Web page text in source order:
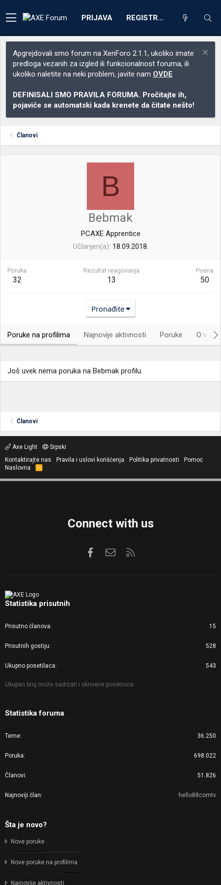
PRIJAVA REGISTRACIJA
Apgrejdovali smo forum na XenForo 2.1.1, ukoliko imate
predloga vezanih za izgled ili funkcionalnost foruma, ili
ukoliko naletite na neki problem, javite nam OVDE
DEFINISALI SMO PRAVILA FORUMA. Pročitajte ih,
pojaviće se automatski kada krenete da čitate nešto!
Članovi
B
Bebmak
PCAXE Apprentice
Učlanjen(a) 18.09.2018.
Poruka
32
Rezultat reagovanja
13
Poena
50
Pronađite
Poruke na profilima Najnovije aktivnosti Poruke O
Još uvek nema poruka na Bebmak profilu.
Članovi
Axe Light
Srpski
Kontaktirajte nas
Pravila i uslovi korišćenja Politika privatnosti
Pomoć
Naslovna
R
S
Connect with us
FacebookKontaktirajte nas
Statistika prisutnih
Prisutno članova 15
Prisutnih gostiju 528
Ukupno posetilaca 543
Ukupan broj može sadržati i skrivene posetioce.
Statistika foruma
Teme 36.250
Poruka 698.022
Članovi 51.826
Najnoviji član hello88comtv
Šta je novo?
Nove poruke
Nove poruke na profilima
Najnovije aktivnosti